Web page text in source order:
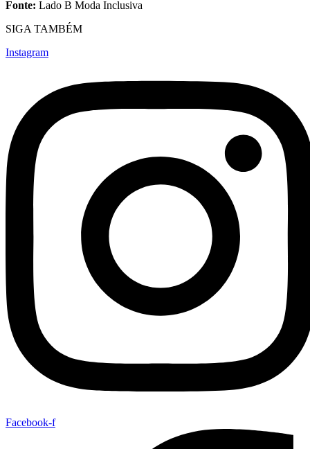
Fonte: Lado B Moda Inclusiva
SIGA TAMBÉM
Instagram
Facebook-f